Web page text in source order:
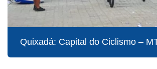
Quixadá: Capital do Ciclismo –